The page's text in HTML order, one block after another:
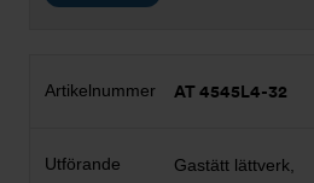
AT 4545L4-32
Gastätt lättverk,